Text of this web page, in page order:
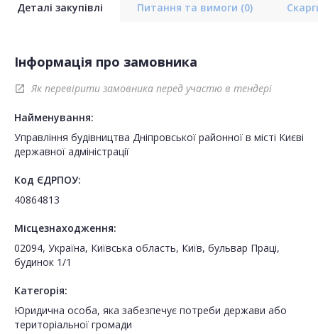
Деталі закупівлі Питання та вимоги (0)
Інформація про замовника
open_in_new Як перевірити замовника перед участю в тендері
Найменування:
Управління будівництва Дніпровської районної в місті Києві
державної адміністрації
Код ЄДРПОУ:
40864813
Місцезнаходження:
02094, Україна, Київська область, Київ, бульвар Праці,
будинок 1/1
Категорія:
Юридична особа, яка забезпечує потреби держави або
територіальної громади